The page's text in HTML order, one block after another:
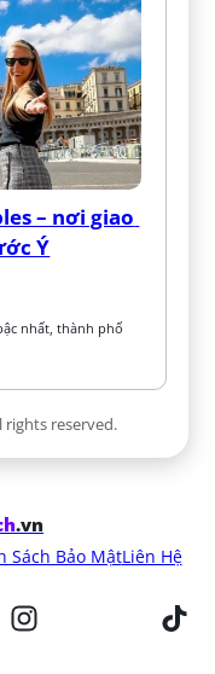
– nơi giao
Ý
nhất, thành phố
rights reserved.
.vn
Sách Bảo MậtLiên Hệ